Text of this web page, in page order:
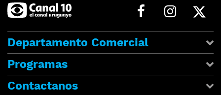
Departamento Comercial
Programas
Contactanos